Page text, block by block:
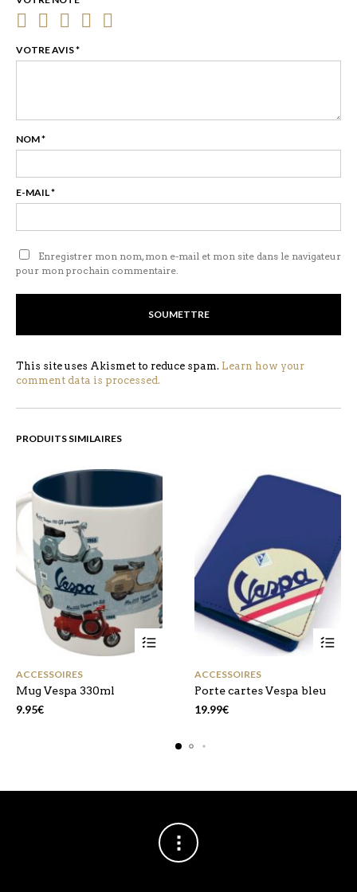
VOTRE AVIS*
NOM*
E-MAIL*
Enregistrer mon nom, mon e-mail et mon site dans le navigateur
pour mon prochain commentaire.
This site uses Akismet to reduce spam. Learn how your
comment data is processed.
PRODUITS SIMILAIRES
ACCESSOIRES
Mug Vespa 330ml
9.95€
ACCESSOIRES
Porte cartes Vespa bleu
19.99€